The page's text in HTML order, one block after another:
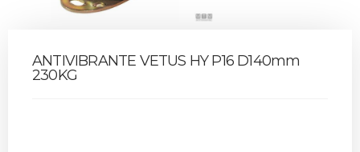
ANTIVIBRANTE VETUS HY P16 D140mm
230KG